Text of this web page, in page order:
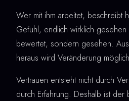
Wer mit ihm arbeitet, beschreibt
Gefühl, endlich wirklich
bewertet, sondern gesehen.
heraus wird Veränderung
Vertrauen entsteht nicht durch
durch Erfahrung. Deshalb ist